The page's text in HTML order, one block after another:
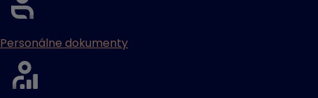
Personálne dokumenty